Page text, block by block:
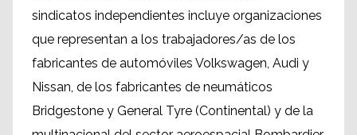
sindicatos independientes incluye organizaciones
que representan a los trabajadores/as de los
fabricantes de automóviles Volkswagen, Audi y
Nissan, de los fabricantes de neumáticos
Bridgestone y General Tyre (Continental) y de la